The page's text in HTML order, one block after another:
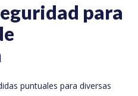
para
puntuales para diversas